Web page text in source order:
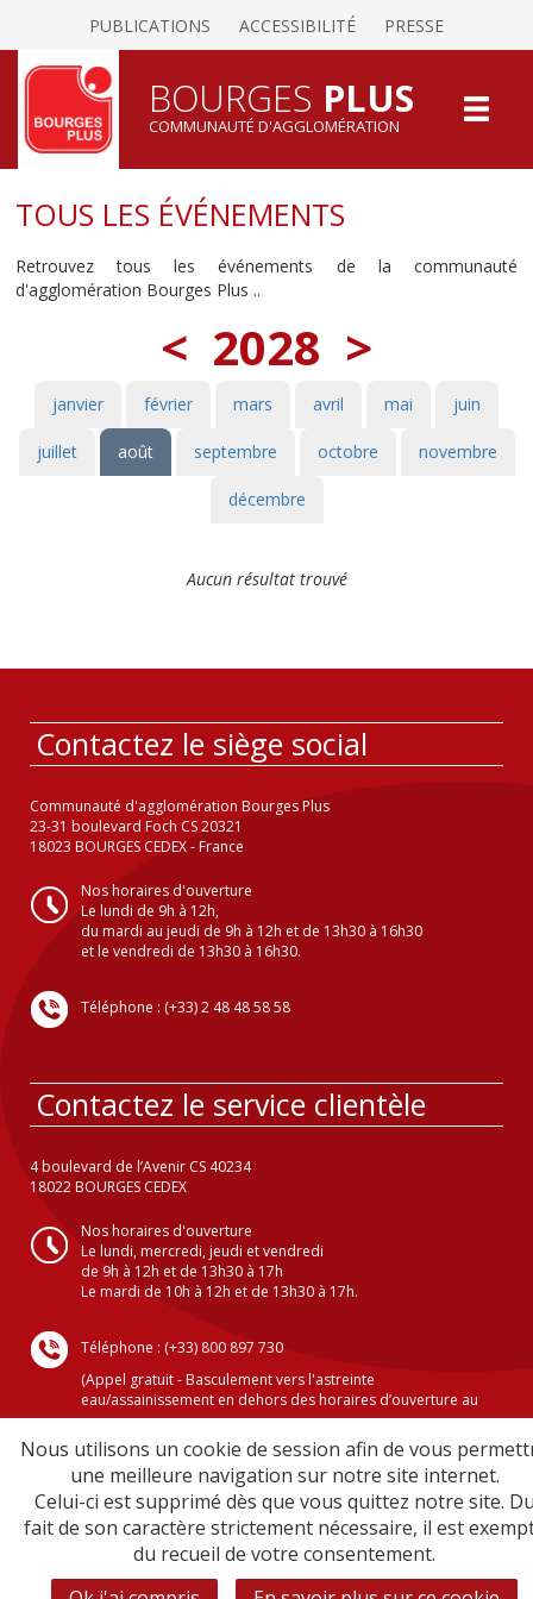
PUBLICATIONS ACCESSIBILITÉ PRESSE
BOURGES PLUS
COMMUNAUTÉ D'AGGLOMÉRATION
TOUS LES ÉVÉNEMENTS
Retrouvez tous les événements de la communauté
d'agglomération Bourges Plus ..
< 2028 >
janvier février mars avril mai juin
juillet août septembre octobre novembre
décembre
Aucun résultat trouvé
Contactez le siège social
Communauté d'agglomération Bourges Plus
23-31 boulevard Foch CS 20321
18023 BOURGES CEDEX - France
Nos horaires d'ouverture
Le lundi de 9h à 12h,
du mardi au jeudi de 9h à 12h et de 13h30 à 16h30
et le vendredi de 13h30 à 16h30.
Téléphone : (+33) 2 48 48 58 58
Contactez le service clientèle
4 boulevard de l’Avenir CS 40234
18022 BOURGES CEDEX
Nos horaires d'ouverture
Le lundi, mercredi, jeudi et vendredi
de 9h à 12h et de 13h30 à 17h
Le mardi de 10h à 12h et de 13h30 à 17h.
Téléphone : (+33) 800 897 730
(Appel gratuit - Basculement vers l'astreinte
eau/assainissement en dehors des horaires d’ouverture au
public )
Crédits
Mentions légales
Plan du site
Sécurité informatique
Nous utilisons un cookie de session afin de vous
une meilleure navigation sur notre site internet.
Celui-ci est supprimé dès que vous quittez notre site.
fait de son caractère strictement nécessaire, il est
du recueil de votre consentement.